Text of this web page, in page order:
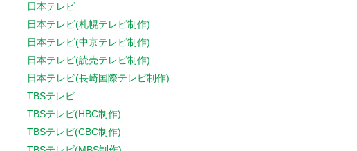
日本テレビ
日本テレビ(札幌テレビ制作)
日本テレビ(中京テレビ制作)
日本テレビ(読売テレビ制作)
日本テレビ(長崎国際テレビ制作)
TBSテレビ
TBSテレビ(HBC制作)
TBSテレビ(CBC制作)